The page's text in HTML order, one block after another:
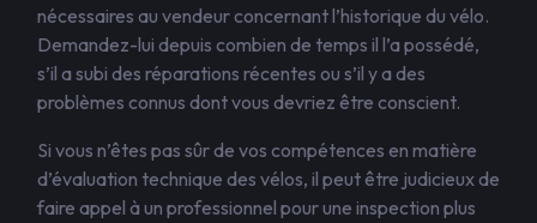
nécessaires au vendeur concernant l’historique du vélo.
Demandez-lui depuis combien de temps il l’a possédé,
s’il a subi des réparations récentes ou s’il y a des
problèmes connus dont vous devriez être conscient.
Si vous n’êtes pas sûr de vos compétences en matière
d’évaluation technique des vélos, il peut être judicieux de
faire appel à un professionnel pour une inspection plus